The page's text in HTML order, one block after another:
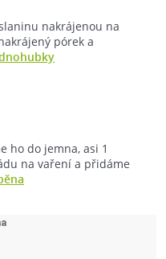
nakrájenou na
pórek a
ho do jemna, asi 1
na vaření a přidáme